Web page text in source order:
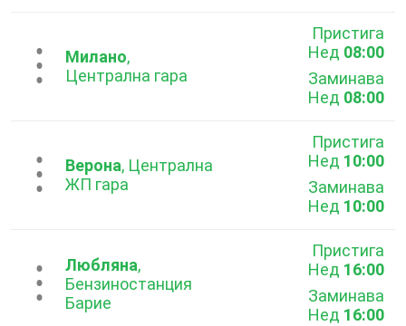
...Милано,
Централна гара
Пристига
Нед 08:00
Заминава
Нед 08:00
...Верона, Централна
ЖП гара
Пристига
Нед 10:00
Заминава
Нед 10:00
...Любляна,
Бензиностанция
Барие
Пристига
Нед 16:00
Заминава
Нед 16:00